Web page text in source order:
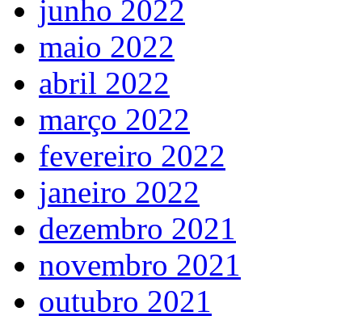
junho 2022
maio 2022
abril 2022
março 2022
fevereiro 2022
janeiro 2022
dezembro 2021
novembro 2021
outubro 2021